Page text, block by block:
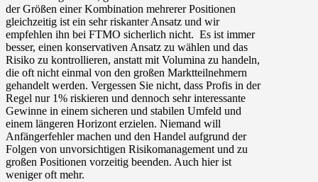
der Größen einer Kombination mehrerer Positionen
gleichzeitig ist ein sehr riskanter Ansatz und wir
empfehlen ihn bei FTMO sicherlich nicht. Es ist immer
besser, einen konservativen Ansatz zu wählen und das
Risiko zu kontrollieren, anstatt mit Volumina zu handeln,
die oft nicht einmal von den großen Marktteilnehmern
gehandelt werden. Vergessen Sie nicht, dass Profis in der
Regel nur 1% riskieren und dennoch sehr interessante
Gewinne in einem sicheren und stabilen Umfeld und
einem längeren Horizont erzielen. Niemand will
Anfängerfehler machen und den Handel aufgrund der
Folgen von unvorsichtigen Risikomanagement und zu
großen Positionen vorzeitig beenden. Auch hier ist
weniger oft mehr.